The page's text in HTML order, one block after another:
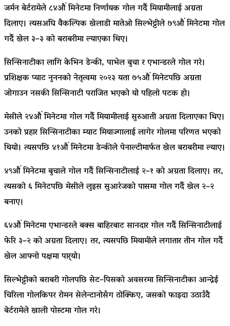
जर्मन बेर्टरामेले ८४औं मिनेटमा निर्णायक गोल गर्दै मियामीलाई अग्रता
दिलाए। त्यसअघि वैकल्पिक खेलाडी मातेओ सिल्भेट्टीले ७९औं मिनेटमा गोल
गर्दै खेल ३–३ को बराबरीमा ल्याएका थिए।
सिन्सिनाटीका लागि केभिन डेन्की, पाभेल बुचा र एभान्डरले गोल गरे।
प्रशिक्षक प्याट नुननको नेतृत्वमा २०२३ यता ७५औं मिनेटपछि अग्रता
जोगाउन नसकी सिन्सिनाटी पराजित भएको यो पहिलो पटक हो।
मेसीले २४औं मिनेटमा गोल गर्दै मियामीलाई सुरुआती अग्रता दिलाएका थिए।
उनको प्रहार सिन्सिनाटीका म्याट मियाज्गालाई लागेर गोलमा परिणत भएको
थियो। त्यसपछि ४१औं मिनेटमा डेन्कीले पेनाल्टीमार्फत खेल बराबरीमा ल्याए।
४९औं मिनेटमा बुचाले गोल गर्दै सिन्सिनाटीलाई २–१ को अग्रता दिलाए। तर,
त्यसको ६ मिनेटपछि मेसीले लुइस सुआरेजको पासमा गोल गर्दै खेल २–२
बनाए।
६४औं मिनेटमा एभान्डरले बक्स बाहिरबाट सानदार गोल गर्दै सिन्सिनाटीलाई
फेरि ३–२ को अग्रता दिलाए। तर, त्यसपछि मियामीले लगातार तीन गोल गर्दै
खेल आफ्नो पक्षमा पार्‍यो।
सिल्भेट्टीको बराबरी गोलपछि सेट–पिसको अवसरमा सिन्सिनाटीका आन्द्रेई
चिरिला गोलकिपर रोमन सेलेन्टानोसँग ठोक्किए, जसको फाइदा उठाउँदै
बेर्टरामेले खाली पोस्टमा गोल गरे।